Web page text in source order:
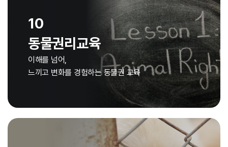
10
동물권리교육
이해를 넘어,
느끼고 변화를 경험하는 동물권 교육